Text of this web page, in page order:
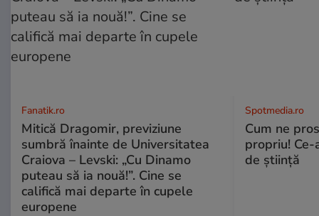
Fanatik.ro
Mitică Dragomir, previziune
sumbră înainte de Universitatea
Craiova – Levski: „Cu Dinamo
puteau să ia nouă!”. Cine se
califică mai departe în cupele
europene
Spotmedia.ro
Cum ne
propriu!
de știință